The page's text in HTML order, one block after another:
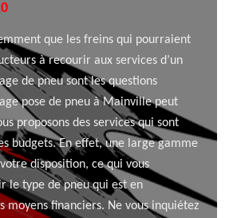
que les freins qui pourraient
à recourir aux services d’un
de pneu sont les questions
pose de pneu à Mainville peut
proposons des services qui sont
budgets. En effet, une large gamme
disposition, ce qui vous
le type de pneu qui est en
moyens financiers. Ne vous inquiétez